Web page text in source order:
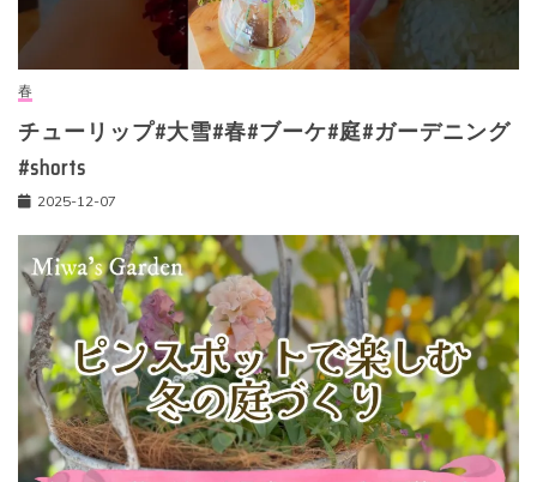
春
チューリップ#大雪#春#ブーケ#庭#ガーデニング
#shorts
2025-12-07